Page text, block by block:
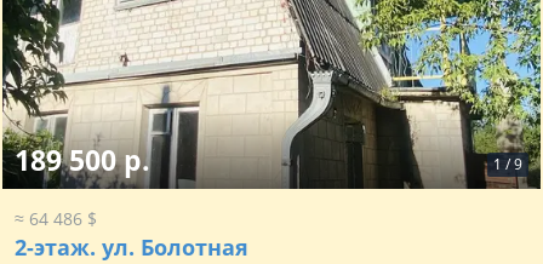
1 /9
189 500 р.
≈ 64 486 $
2-этаж. ул. Болотная